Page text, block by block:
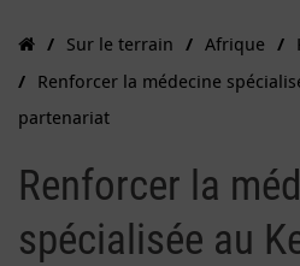
Sur le terrain Afrique
Renforcer la médecine
partenariat
Renforcer la
spécialisée au